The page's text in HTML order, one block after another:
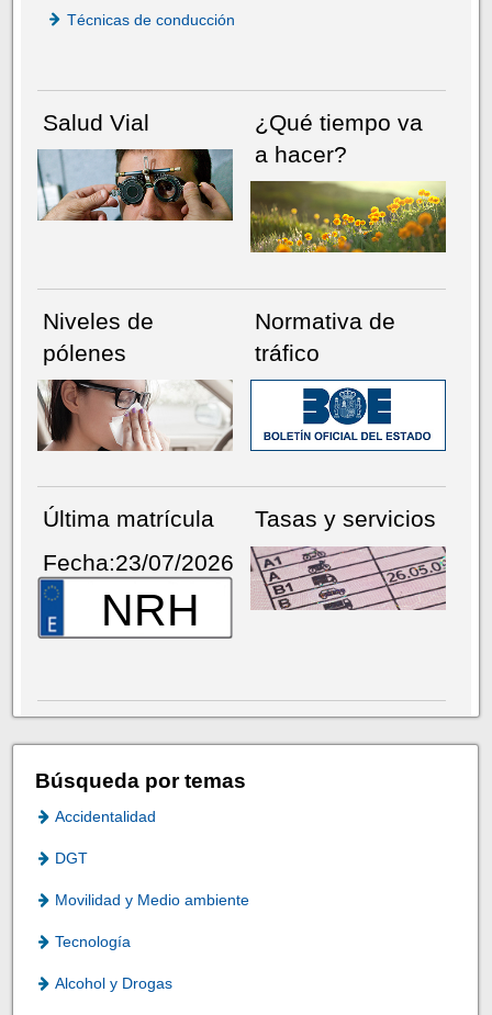
Técnicas de conducción
Salud Vial
¿Qué tiempo va
a hacer?
Niveles de
pólenes
Normativa de
tráfico
Última matrícula
Fecha:23/07/2026
NRH
Tasas y servicios
Búsqueda por temas
Accidentalidad
DGT
Movilidad y Medio ambiente
Tecnología
Alcohol y Drogas